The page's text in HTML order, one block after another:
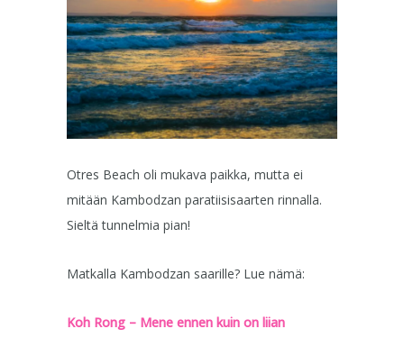
Otres Beach oli mukava paikka, mutta ei
mitään Kambodzan paratiisisaarten rinnalla.
Sieltä tunnelmia pian!
Matkalla Kambodzan saarille? Lue nämä:
Koh Rong – Mene ennen kuin on liian